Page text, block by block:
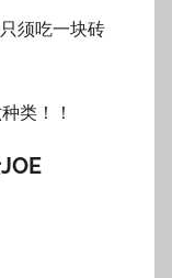
须吃一块砖
类！！